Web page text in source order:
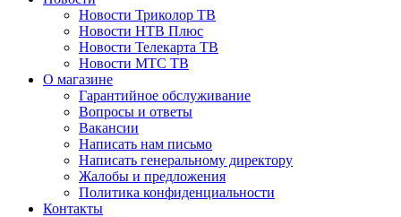
Новости Триколор ТВ
Новости НТВ Плюс
Новости Телекарта ТВ
Новости МТС ТВ
О магазине
Гарантийное обслуживание
Вопросы и ответы
Вакансии
Написать нам письмо
Написать генеральному директору
Жалобы и предложения
Политика конфиденциальности
Контакты